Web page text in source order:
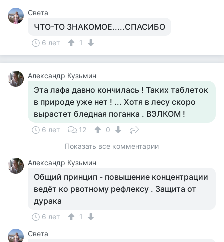
Света
ЧТО-ТО ЗНАКОМОЕ.....СПАСИБО
6 лет 1
Aлександр Кузьмин
Эта лафа давно кончилась ! Таких таблеток
в природе уже нет ! ... Хотя в лесу скоро
вырастет бледная поганка . ВЭЛКОМ !
6 лет 12
0
Показать все комментарии
Aлександр Кузьмин
Общий принцип - повышение концентрации
ведёт ко рвотному рефлексу . Защита от
дурака
6 лет
1
Света